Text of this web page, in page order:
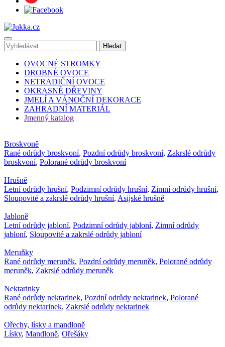
OVOCNÉ STROMKY
DROBNÉ OVOCE
NETRADIČNÍ OVOCE
OKRASNÉ DŘEVINY
JMELÍ A VÁNOČNÍ DEKORACE
ZAHRADNÍ MATERIÁL
Jmenný katalog
Broskvoně
Rané odrůdy broskvoní, Pozdní odrůdy broskvoní, Zakrslé odrůdy
broskvoní, Polorané odrůdy broskvoní
Hrušně
Letní odrůdy hrušní, Podzimní odrůdy hrušní, Zimní odrůdy hrušní,
Sloupovité a zakrslé odrůdy hrušní, Asijské hrušně
Jabloně
Letní odrůdy jabloní, Podzimní odrůdy jabloní, Zimní odrůdy
jabloní, Sloupovité a zakrslé odrůdy jabloní
Meruňky
Rané odrůdy meruněk, Pozdní odrůdy meruněk, Polorané odrůdy
meruněk, Zakrslé odrůdy meruněk
Nektarinky
Rané odrůdy nektarinek, Pozdní odrůdy nektarinek, Polorané
odrůdy nektarinek, Zakrslé odrůdy nektarinek
Ořechy, lísky a mandloně
Lísky, Mandloně, Ořešáky